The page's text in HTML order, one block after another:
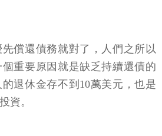
償還債務就對了，人們之所以
重要原因就是缺乏持續還債的
退休金存不到10萬美元，也是
資。